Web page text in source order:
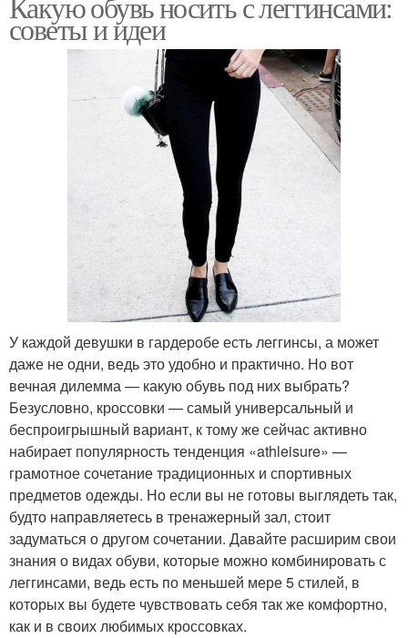
советы и идеи
У каждой девушки в гардеробе есть леггинсы, а может
даже не одни, ведь это удобно и практично. Но вот
вечная дилемма — какую обувь под них выбрать?
Безусловно, кроссовки — самый универсальный и
беспроигрышный вариант, к тому же сейчас активно
набирает популярность тенденция «athleisure» —
грамотное сочетание традиционных и спортивных
предметов одежды. Но если вы не готовы выглядеть так,
будто направляетесь в тренажерный зал, стоит
задуматься о другом сочетании. Давайте расширим свои
знания о видах обуви, которые можно комбинировать с
леггинсами, ведь есть по меньшей мере 5 стилей, в
которых вы будете чувствовать себя так же комфортно,
как и в своих любимых кроссовках.